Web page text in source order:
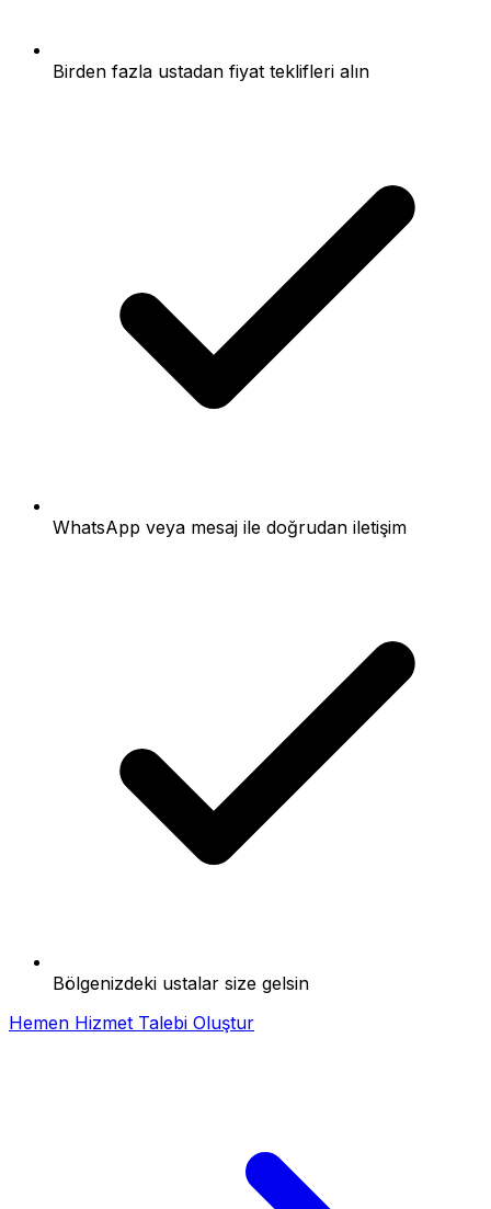
Birden fazla ustadan fiyat teklifleri alın
WhatsApp veya mesaj ile doğrudan iletişim
Bölgenizdeki ustalar size gelsin
Hemen Hizmet Talebi Oluştur